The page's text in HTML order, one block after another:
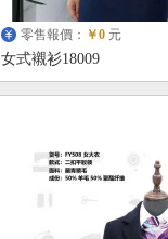
零售報價： ￥0 元
女式襯衫18009